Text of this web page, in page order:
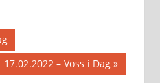
Next
Post:
17.02.2022 – Voss i Dag